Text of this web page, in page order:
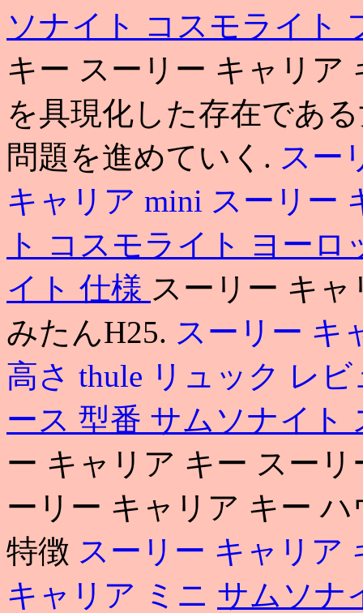
ソナイト コスモライト
キー スーリー キャリア
を具現化した存在であ
問題を進めていく. スー
キャリア mini スーリー
ト コスモライト ヨー
イト 仕様 スーリー キャ
みたんH25. スーリー キ
高さ thule リュック レ
ース 型番 サムソナイト
ー キャリア キー スー
ーリー キャリア キー
特徴 スーリー キャリア
キャリア ミニ サムソナ